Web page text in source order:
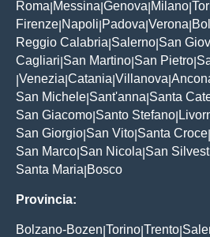
Roma Messina Genova Milano
Firenze Napoli Padova Verona
Reggio Calabria Salerno San
Cagliari San Martino San Pietro
Venezia Catania Villanova
San Michele Sant'anna Santa
San Giacomo Santo Stefano
San Giorgio San Vito Santa Croce
San Marco San Nicola San
Santa Maria Bosco
Provincia:
Bolzano-Bozen Torino Trento